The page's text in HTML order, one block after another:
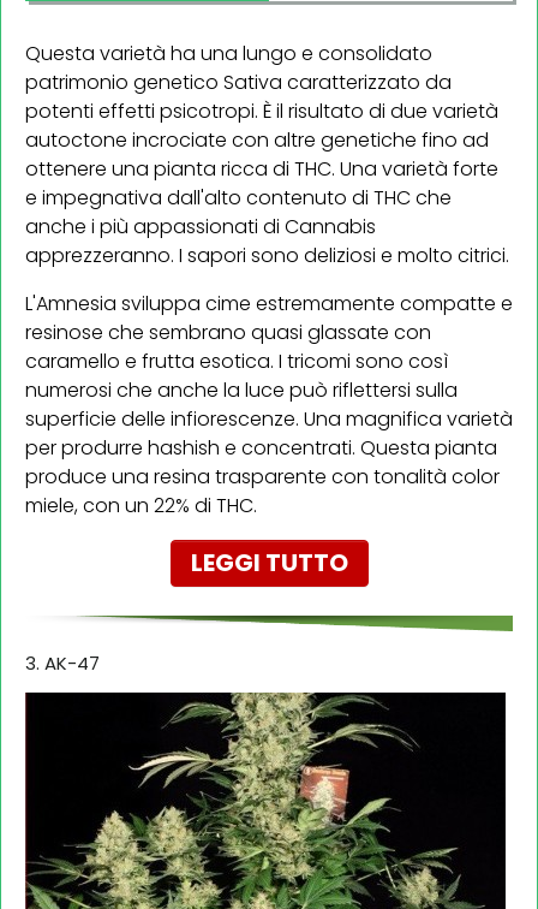
Questa varietà ha una lungo e consolidato
patrimonio genetico Sativa caratterizzato da
potenti effetti psicotropi. È il risultato di due varietà
autoctone incrociate con altre genetiche fino ad
ottenere una pianta ricca di THC. Una varietà forte
e impegnativa dall'alto contenuto di THC che
anche i più appassionati di Cannabis
apprezzeranno. I sapori sono deliziosi e molto citrici.
L'Amnesia sviluppa cime estremamente compatte e
resinose che sembrano quasi glassate con
caramello e frutta esotica. I tricomi sono così
numerosi che anche la luce può riflettersi sulla
superficie delle infiorescenze. Una magnifica varietà
per produrre hashish e concentrati. Questa pianta
produce una resina trasparente con tonalità color
miele, con un 22% di THC.
LEGGI TUTTO
3. AK-47